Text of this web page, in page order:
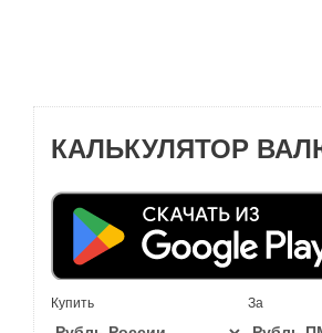
КАЛЬКУЛЯТОР
Купить За